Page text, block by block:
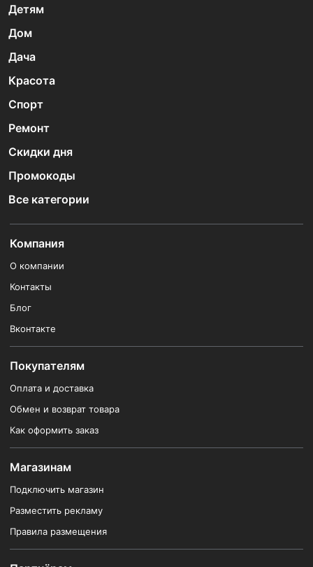
Детям
Дом
Дача
Красота
Спорт
Ремонт
Скидки дня
Промокоды
Все категории
Компания
О компании
Контакты
Блог
Вконтакте
Покупателям
Оплата и доставка
Обмен и возврат товара
Как оформить заказ
Магазинам
Подключить магазин
Разместить рекламу
Правила размещения